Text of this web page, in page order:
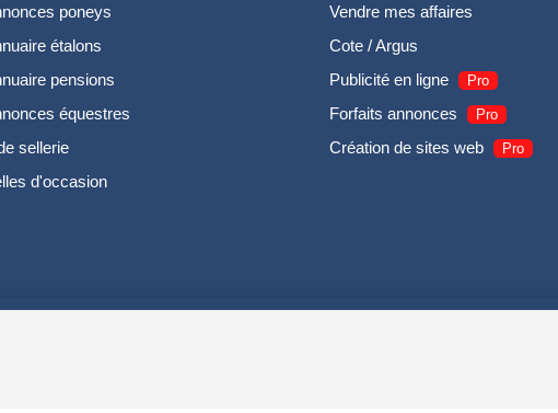
poneys
étalons
pensions
équestres
sellerie
d'occasion
Vendre mes affaires
Cote / Argus
Publicité en ligne
Pro
Forfaits annonces Pro
Création de sites web Pro
- EQUIRODI SAS - R.C.S. DOLE 504 811 373 - TVA FR00504811373 -